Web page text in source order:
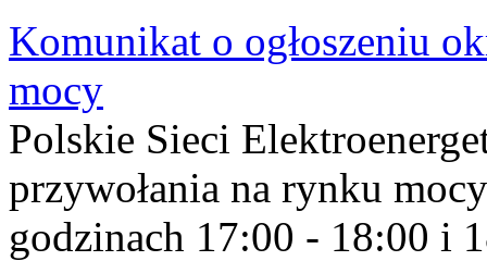
Komunikat o ogłoszeniu
mocy
Polskie Sieci
przywołania na rynku
godzinach 17:00 - 18:00 i